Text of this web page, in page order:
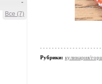
-
Все (7)
Рубрики: кулинария/